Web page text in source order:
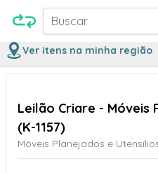
Buscar
Ver itens na minha região
Leilão Criare - Móveis
(K-1157)
Móveis Planejados e